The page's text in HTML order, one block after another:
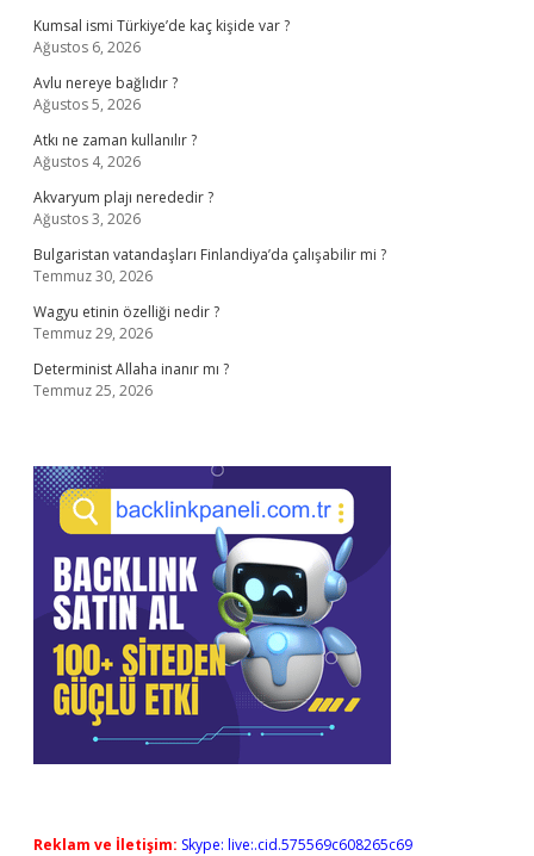
Kumsal ismi Türkiye’de kaç kişide var ?
Ağustos 6, 2026
Avlu nereye bağlıdır ?
Ağustos 5, 2026
Atkı ne zaman kullanılır ?
Ağustos 4, 2026
Akvaryum plajı nerededir ?
Ağustos 3, 2026
Bulgaristan vatandaşları Finlandiya’da çalışabilir mi ?
Temmuz 30, 2026
Wagyu etinin özelliği nedir ?
Temmuz 29, 2026
Determinist Allaha inanır mı ?
Temmuz 25, 2026
Reklam ve İletişim: Skype: live:.cid.575569c608265c69